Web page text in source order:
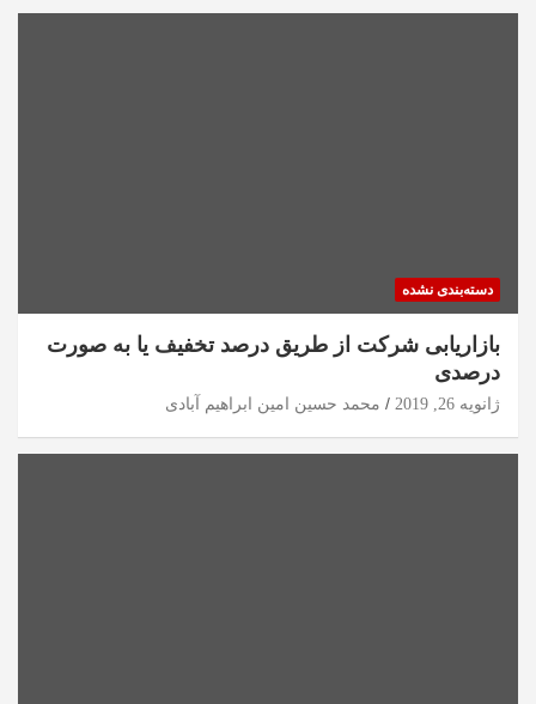
دسته‌بندی نشده
بازاریابی شرکت از طریق درصد تخفیف یا به صورت
درصدی
ژانویه 26, 2019 محمد حسین امین ابراهیم آبادی